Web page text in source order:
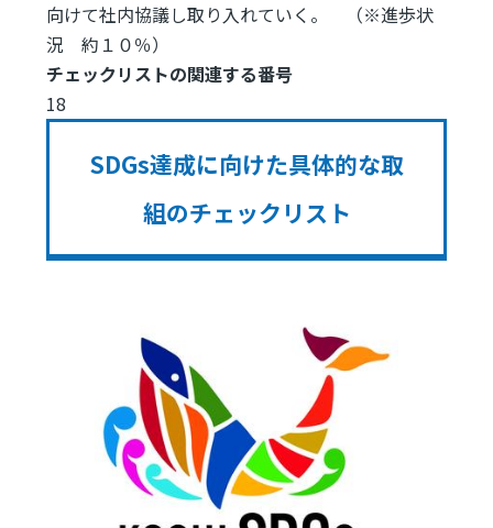
向けて社内協議し取り入れていく。 （※進歩状
況 約１０％）
チェックリストの関連する番号
18
SDGs達成に向けた具体的な取
組のチェックリスト